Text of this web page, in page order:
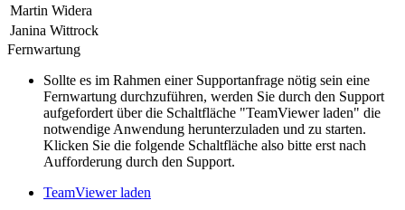
Martin Widera
Janina Wittrock
Fernwartung
Sollte es im Rahmen einer Supportanfrage nötig sein eine
Fernwartung durchzuführen, werden Sie durch den Support
aufgefordert über die Schaltfläche "TeamViewer laden" die
notwendige Anwendung herunterzuladen und zu starten.
Klicken Sie die folgende Schaltfläche also bitte erst nach
Aufforderung durch den Support.
TeamViewer laden